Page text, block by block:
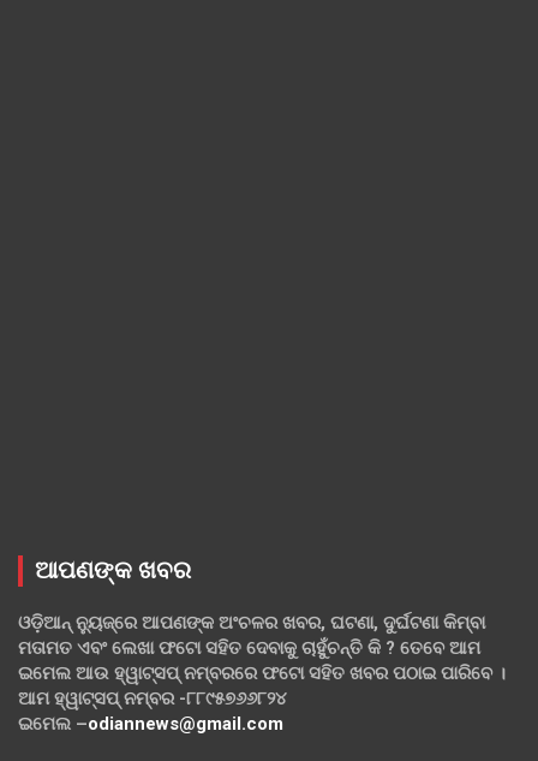
ଆପଣଙ୍କ ଖବର
ଓଡ଼ିଆନ୍ ନ୍ୟୁଜ୍‌ରେ ଆପଣଙ୍କ ଅଂଚଳର ଖବର, ଘଟଣା, ଦୁର୍ଘଟଣା କିମ୍ବା
ମତାମତ ଏବଂ ଲେଖା ଫଟୋ ସହିତ ଦେବାକୁ ଚାହୁଁଚନ୍ତି କି ? ତେବେ ଆମ
ଇମେଲ ଆଉ ହ୍ୱାଟ୍‌ସପ୍ ନମ୍ବରରେ ଫଟୋ ସହିତ ଖବର ପଠାଇ ପାରିବେ ।
ଆମ ହ୍ୱାଟ୍‌ସପ୍ ନମ୍ବର -୮୮୯୫୭୬୬୮୨୪
ଇମେଲ –odiannews@gmail.com